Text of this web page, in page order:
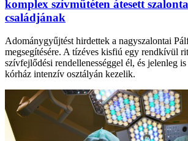
komplex szívműtéten átesett
családjának
Adománygyűjtést hirdettek a nagyszalontai
megsegítésére. A tízéves kisfiú egy rendkívül
szívfejlődési rendellenességgel él, és jelenleg
kórház intenzív osztályán kezelik.